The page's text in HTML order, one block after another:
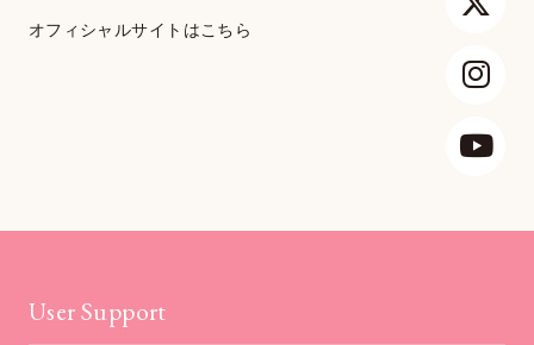
オフィシャルサイトはこちら
User Support